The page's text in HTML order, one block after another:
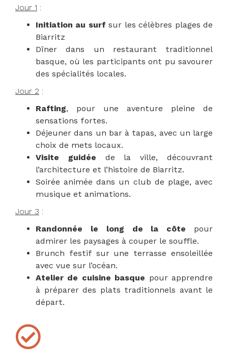
Jour 1 :
Initiation au surf sur les célèbres plages de
Biarritz
Dîner dans un restaurant traditionnel
basque, où les participants ont pu savourer
des spécialités locales.
Jour 2 :
Rafting, pour une aventure pleine de
sensations fortes.
Déjeuner dans un bar à tapas, avec un large
choix de mets locaux.
Visite guidée de la ville, découvrant
l’architecture et l’histoire de Biarritz.
Soirée animée dans un club de plage, avec
musique et animations.
Jour 3 :
Randonnée le long de la côte pour
admirer les paysages à couper le souffle.
Brunch festif sur une terrasse ensoleillée
avec vue sur l’océan.
Atelier de cuisine basque pour apprendre
à préparer des plats traditionnels avant le
départ.